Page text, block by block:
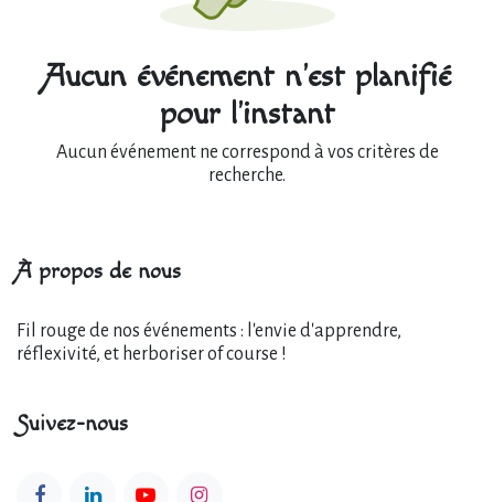
Aucun événement n'est planifié
pour l'instant
Aucun événement ne correspond à vos critères de
recherche.
À propos de nous
Fil rouge de nos événements : l'envie d'apprendre,
réflexivité, et herboriser of course !
Suivez-nous